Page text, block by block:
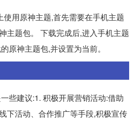
用原神主题,首先需要在手机主题
主题包。 下载完成后,进入手机主题
原神主题包,并设置为当前。
些建议:1. 积极开展营销活动:借助
下活动、合作推广等手段,积极宣传